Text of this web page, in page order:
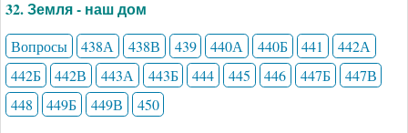
32. Земля - наш дом
Вопросы 438А 438В 439 440А 440Б 441
442А
442Б
442В 443А 443Б 444 445 446 447Б
447В
448
449Б 449В 450